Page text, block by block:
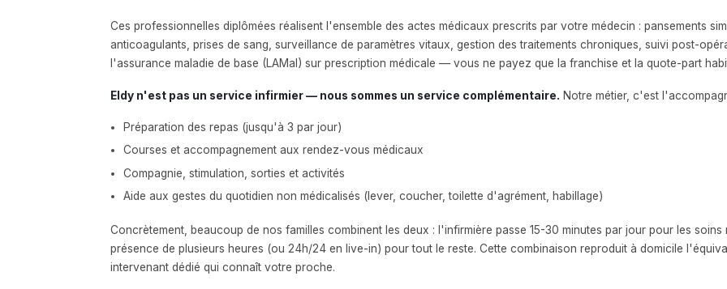
Ces professionnelles diplômées réalisent l'ensemble des actes médicaux prescrits par votre médecin : pansements
anticoagulants, prises de sang, surveillance de paramètres vitaux, gestion des traitements chroniques, suivi post-
l'assurance maladie de base (LAMal) sur prescription médicale — vous ne payez que la franchise et la quote-part
Eldy n'est pas un service infirmier — nous sommes un service complémentaire. Notre métier, c'est
Préparation des repas (jusqu'à 3 par jour)
Courses et accompagnement aux rendez-vous médicaux
Compagnie, stimulation, sorties et activités
Aide aux gestes du quotidien non médicalisés (lever, coucher, toilette d'agrément, habillage)
Concrètement, beaucoup de nos familles combinent les deux : l'infirmière passe 15-30 minutes par jour pour les
présence de plusieurs heures (ou 24h/24 en live-in) pour tout le reste. Cette combinaison reproduit à domicile
intervenant dédié qui connaît votre proche.